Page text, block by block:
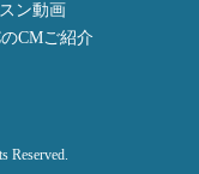
ン動画
CMご紹介
Reserved.